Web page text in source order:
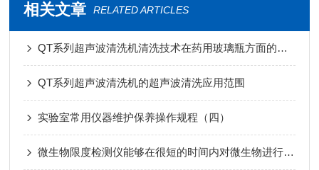
相关文章 RELATED ARTICLES
QT系列超声波清洗机清洗技术在药用玻璃瓶方面的应用
QT系列超声波清洗机的超声波清洗应用范围
实验室常用仪器维护保养操作规程（四）
微生物限度检测仪能够在很短的时间内对微生物进行快速筛查